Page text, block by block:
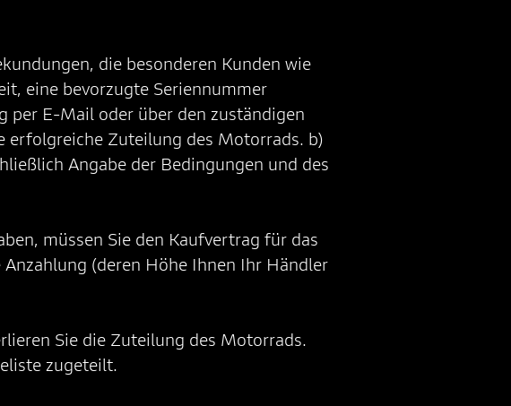
die besonderen Kunden wie
eine bevorzugte Seriennummer
per E-Mail oder über den zuständigen
Zuteilung des Motorrads. b)
Angabe der Bedingungen und des
müssen Sie den Kaufvertrag für das
(deren Höhe Ihnen Ihr Händler
Sie die Zuteilung des Motorrads.
zugeteilt.